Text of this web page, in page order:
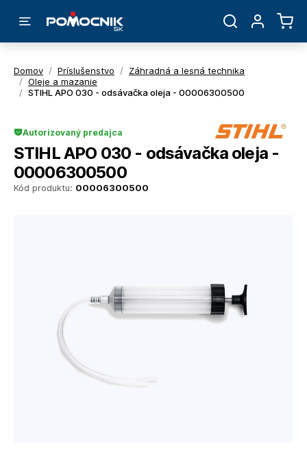
Domov / Príslušenstvo / Záhradná a lesná technika
/ Oleje a mazanie
/ STIHL APO 030 - odsávačka oleja - 00006300500
Kód produktu: 00006300500
Autorizovaný predajca
STIHL APO 030 - odsávačka oleja -
00006300500